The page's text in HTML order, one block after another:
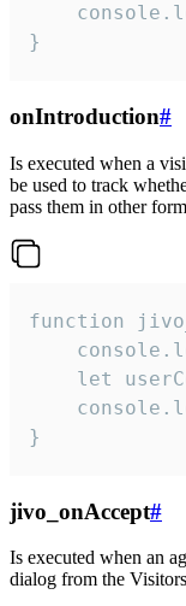
}
onIntroduction#
Is executed when a
be used to track
pass them in other
function
let
}
jivo_onAccept#
Is executed when an
dialog from the